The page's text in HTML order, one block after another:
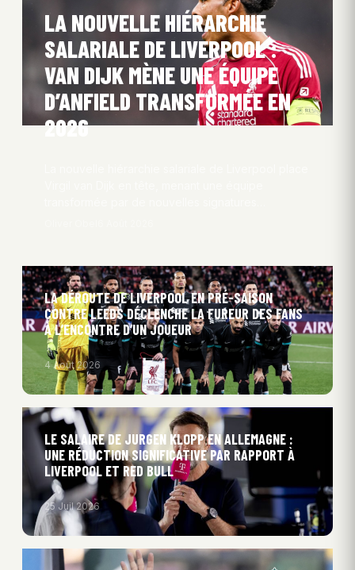
LA NOUVELLE HIÉRARCHIE
SALARIALE DE LIVERPOOL :
VAN DIJK MÈNE UNE ÉQUIPE
D’ANFIELD TRANSFORMÉE EN
2026
LA DÉROUTE DE LIVERPOOL EN PRÉ-SAISON
CONTRE LEEDS DÉCLENCHE LA FUREUR DES FANS
À L’ENCONTRE D’UN JOUEUR
4 Août 2026
LE SALAIRE DE JURGEN KLOPP EN ALLEMAGNE :
UNE RÉDUCTION SIGNIFICATIVE PAR RAPPORT À
LIVERPOOL ET RED BULL
25 Juil 2026